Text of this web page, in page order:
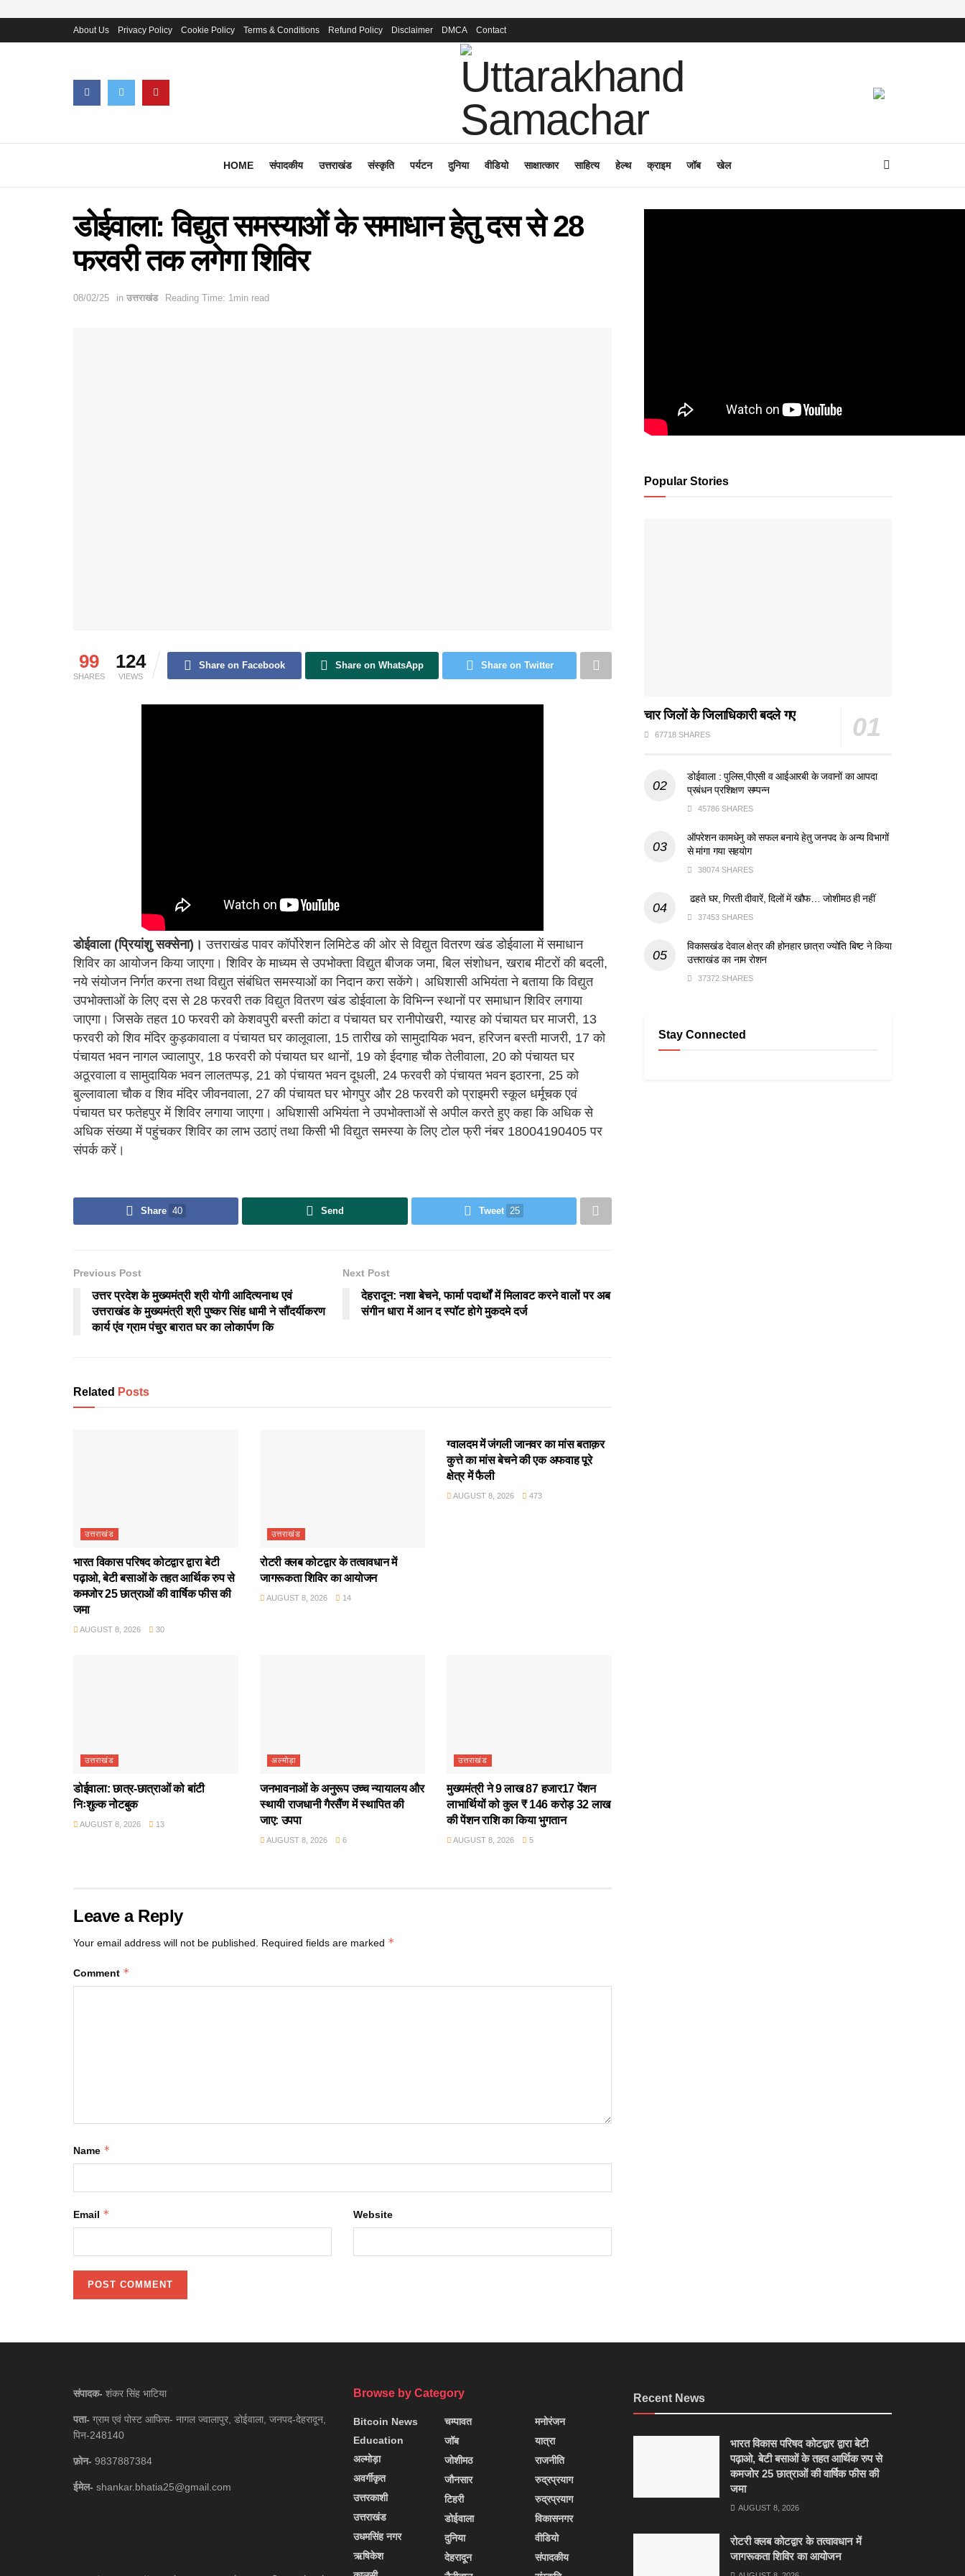
About Us Privacy Policy Cookie Policy Terms & Conditions Refund Policy Disclaimer DMCA Contact
HOME संपादकीय उत्तराखंड संस्कृति पर्यटन दुनिया वीडियो साक्षात्कार साहित्य हेल्थ क्राइम जॉब खेल
डोईवाला: विद्युत समस्याओं के समाधान हेतु दस से 28
फरवरी तक लगेगा शिविर
08/02/25 in उत्तराखंड Reading Time: 1min read
99
SHARES
124
VIEWS
Share on Facebook Share on WhatsApp Share on Twitter
डोईवाला (प्रियांशु सक्सेना)। उत्तराखंड पावर कॉर्पोरेशन लिमिटेड की ओर से विद्युत वितरण खंड डोईवाला में समाधान
शिविर का आयोजन किया जाएगा। शिविर के माध्यम से उपभोक्ता विद्युत बीजक जमा, बिल संशोधन, खराब मीटरों की बदली,
नये संयोजन निर्गत करना तथा विद्युत संबंधित समस्याओं का निदान करा सकेंगे। अधिशासी अभियंता ने बताया कि विद्युत
उपभोक्ताओं के लिए दस से 28 फरवरी तक विद्युत वितरण खंड डोईवाला के विभिन्न स्थानों पर समाधान शिविर लगाया
जाएगा। जिसके तहत 10 फरवरी को केशवपुरी बस्ती कांटा व पंचायत घर रानीपोखरी, ग्यारह को पंचायत घर माजरी, 13
फरवरी को शिव मंदिर कुड़कावाला व पंचायत घर कालूवाला, 15 तारीख को सामुदायिक भवन, हरिजन बस्ती माजरी, 17 को
पंचायत भवन नागल ज्वालापुर, 18 फरवरी को पंचायत घर थानों, 19 को ईदगाह चौक तेलीवाला, 20 को पंचायत घर
अठूरवाला व सामुदायिक भवन लालतप्पड़, 21 को पंचायत भवन दूधली, 24 फरवरी को पंचायत भवन इठारना, 25 को
बुल्लावाला चौक व शिव मंदिर जीवनवाला, 27 की पंचायत घर भोगपुर और 28 फरवरी को प्राइमरी स्कूल धर्मूचक एवं
पंचायत घर फतेहपुर में शिविर लगाया जाएगा। अधिशासी अभियंता ने उपभोक्ताओं से अपील करते हुए कहा कि अधिक से
अधिक संख्या में पहुंचकर शिविर का लाभ उठाएं तथा किसी भी विद्युत समस्या के लिए टोल फ्री नंबर 18004190405 पर
संपर्क करें।
Share 40 Send Tweet 25
Previous Post
उत्तर प्रदेश के मुख्यमंत्री श्री योगी आदित्यनाथ एवं
उत्तराखंड के मुख्यमंत्री श्री पुष्कर सिंह धामी ने सौंदर्यीकरण
कार्य एंव ग्राम पंचुर बारात घर का लोकार्पण कि
Next Post
देहरादून: नशा बेचने, फार्मा पदार्थों में मिलावट करने वालों पर अब
संगीन धारा में आन द स्पॉट होगे मुकदमे दर्ज
Related Posts
उत्तराखंड
भारत विकास परिषद कोटद्वार द्वारा बेटी
पढ़ाओ, बेटी बसाओं के तहत आर्थिक रुप से
कमजोर 25 छात्राओं की वार्षिक फीस की
जमा
AUGUST 8, 2026 30
उत्तराखंड
रोटरी क्लब कोटद्वार के तत्वावधान में
जागरूकता शिविर का आयोजन
AUGUST 8, 2026 14
ग्वालदम में जंगली जानवर का मांस बताक़र
कुत्ते का मांस बेचने की एक अफवाह पूरे
क्षेत्र में फैली
AUGUST 8, 2026 473
उत्तराखंड
डोईवाला: छात्र-छात्राओं को बांटी
निःशुल्क नोटबुक
AUGUST 8, 2026 13
अल्मोड़ा
जनभावनाओं के अनुरूप उच्च न्यायालय और
स्थायी राजधानी गैरसैंण में स्थापित की
जाए: उपपा
AUGUST 8, 2026 6
उत्तराखंड
मुख्यमंत्री ने 9 लाख 87 हजार17 पेंशन
लाभार्थियों को कुल ₹ 146 करोड़ 32 लाख
की पेंशन राशि का किया भुगतान
AUGUST 8, 2026 5
Leave a Reply
Your email address will not be published. Required fields are marked *
Comment *
Name *
Email * Website
Popular Stories
चार जिलों के जिलाधिकारी बदले गए
67718 SHARES
डोईवाला : पुलिस,पीएसी व आईआरबी के जवानों का आपदा
प्रबंधन प्रशिक्षण सम्पन्न
45786 SHARES
ऑपरेशन कामधेनु को सफल बनाये हेतु जनपद के अन्य विभागों
से मांगा गया सहयोग
38074 SHARES
ढहते घर, गिरती दीवारें, दिलों में खौफ… जोशीमठ ही नहीं
37453 SHARES
विकासखंड देवाल क्षेत्र की होनहार छात्रा ज्योति बिष्ट ने किया
उत्तराखंड का नाम रोशन
37372 SHARES
Stay Connected
संपादक- शंकर सिंह भाटिया
पता- ग्राम एवं पोस्ट आफिस- नागल ज्वालापुर, डोईवाला, जनपद-देहरादून,
पिन-248140
फ़ोन- 9837887384
ईमेल- shankar.bhatia25@gmail.com
Browse by Category
Bitcoin News
Education
अल्मोड़ा
अवर्गीकृत
उत्तरकाशी
उत्तराखंड
उधमसिंह नगर
ऋषिकेश
चम्पावत
जॉब
जोशीमठ
जौनसार
टिहरी
डोईवाला
दुनिया
देहरादून
मनोरंजन
यात्रा
राजनीति
रुद्रप्रयाग
रुद्रप्रयाग
विकासनगर
वीडियो
संपादकीय
Recent News
भारत विकास परिषद कोटद्वार द्वारा बेटी
पढ़ाओ, बेटी बसाओं के तहत आर्थिक रुप से
कमजोर 25 छात्राओं की वार्षिक फीस की
जमा
AUGUST 8, 2026
रोटरी क्लब कोटद्वार के तत्वावधान में
जागरूकता शिविर का आयोजन